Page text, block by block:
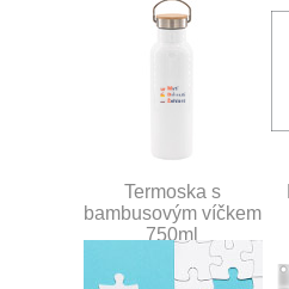
Termoska s
bambusovým víčkem
750ml